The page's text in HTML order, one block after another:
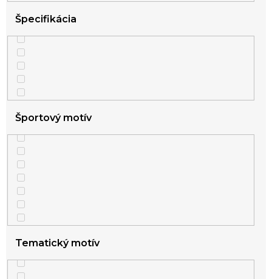
Špecifikácia
Športový motív
Tematický motív